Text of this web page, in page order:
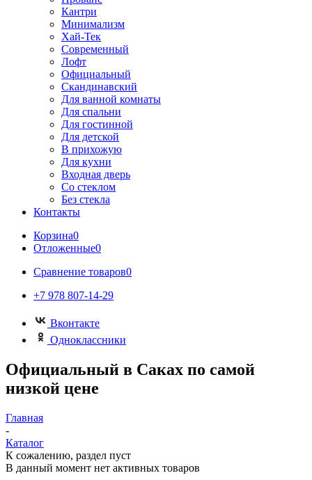
Кантри
Минимализм
Хай-Тек
Современный
Лофт
Официальный
Скандинавский
Для ванной комнаты
Для спальни
Для гостинной
Для детской
В прихожую
Для кухни
Входная дверь
Со стеклом
Без стекла
Контакты
Корзина0
Отложенные0
Сравнение товаров0
+7 978 807-14-29
Вконтакте
Одноклассники
Официальный в Саках по самой
низкой цене
Главная
-
Каталог
К сожалению, раздел пуст
В данный момент нет активных товаров